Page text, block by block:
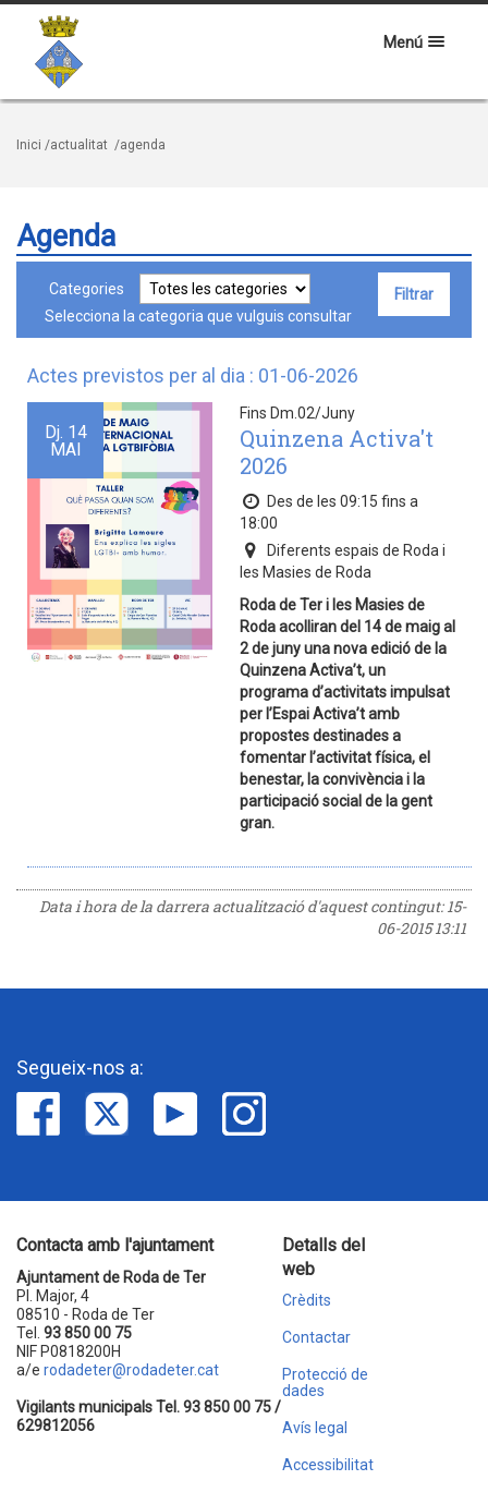
Menú
Inici /actualitat /agenda
Agenda
Categories
Selecciona la categoria que vulguis consultar
Actes previstos per al dia : 01-06-2026
Dj. 14
MAI
Fins Dm.02/Juny
Quinzena Activa't
2026
Des de les 09:15 fins a
18:00
Diferents espais de Roda i
les Masies de Roda
Roda de Ter i les Masies de
Roda acolliran del 14 de maig al
2 de juny una nova edició de la
Quinzena Activa’t, un
programa d’activitats impulsat
per l’Espai Activa’t amb
propostes destinades a
fomentar l’activitat física, el
benestar, la convivència i la
participació social de la gent
gran.
Data i hora de la darrera actualització d'aquest contingut:15-
06-2015 13:11
Segueix-nos a:
Contacta amb l'ajuntament
Ajuntament de Roda de Ter
Pl. Major, 4
08510 - Roda de Ter
Tel. 93 850 00 75
NIF P0818200H
a/e rodadeter@rodadeter.cat
Vigilants municipals Tel. 93 850 00 75 /
629812056
Detalls del
web
Crèdits
Contactar
Protecció de
dades
Avís legal
Accessibilitat